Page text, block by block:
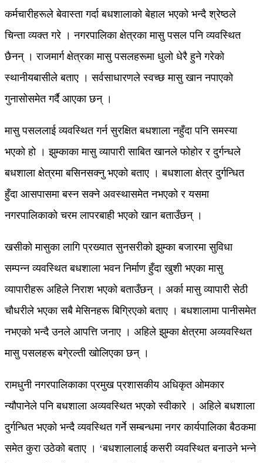
कर्मचारीहरूले बेवास्ता गर्दा बधशालाको बेहाल भएको भन्दै श्रेष्ठले
चिन्ता व्यक्त गरे । नगरपालिका क्षेत्रका मासु पसल पनि व्यवस्थित
छैनन् । राजमार्ग क्षेत्रका मासु पसलहरूमा धुलो धेरै हुने गरेको
स्थानीयबासीले बताए । सर्वसाधारणले स्वच्छ मासु खान नपाएको
गुनासोसमेत गर्दै आएका छन् ।
मासु पसललाई व्यवस्थित गर्न सुरक्षित बधशाला नहुँदा पनि समस्या
भएको हो । झुम्काका मासु व्यापारी साबित खानले फोहोर र दुर्गन्धले
बधशाला क्षेत्रमा बसिनसक्नु भएको बताए । बधशाला क्षेत्र दुर्गन्धित
हुँदा आसपासमा बस्न सक्ने अवस्थासमेत नभएको र यसमा
नगरपालिकाको चरम लापरबाही भएको खान बताउँछन् ।
खसीको मासुका लागि प्रख्यात सुनसरीको झुम्का बजारमा सुविधा
सम्पन्न व्यवस्थित बधशाला भवन निर्माण हुँदा खुशी भएका मासु
व्यापारीहरू अहिले निराश भएको बताउँछन् । अर्का मासु व्यापारी सेठी
चौधरीले भएका सबै मेसिनहरू बिग्रिएको बताए । बधशालामा पानीसमेत
नभएको भन्दै उनले आपत्ति जनाए । अहिले झुम्का क्षेत्रमा अव्यवस्थित
मासु पसलहरू बगे्रल्ती खोलिएका छन् ।
रामधुनी नगरपालिकाका प्रमुख प्रशासकीय अधिकृत ओमकार
न्यौपानेले पनि बधशाला अव्यवस्थित भएको स्वीकारे । अहिले बधशाला
दुर्गन्धित भएको भन्दै व्यवस्थित गर्ने सम्बन्धमा नगर कार्यपालिका बैठकमा
समेत कुरा उठेको बताए । ‘बधशालालाई कसरी व्यवस्थित बनाउने भन्ने